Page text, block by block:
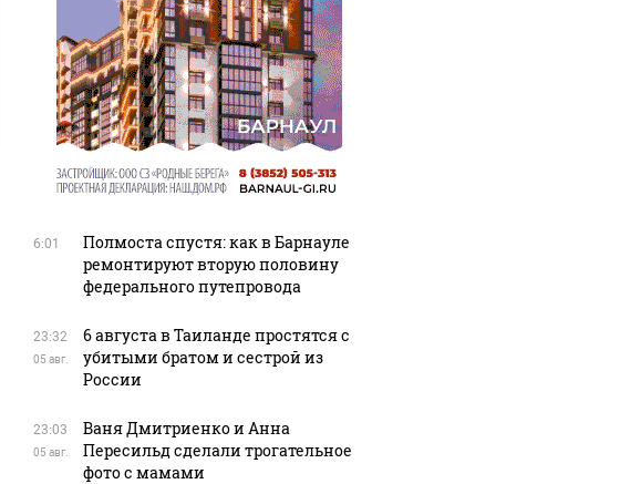
6:01
Полмоста спустя: как в Барнауле
ремонтируют вторую половину
федерального путепровода
23:32
05 авг.
6 августа в Таиланде простятся с
убитыми братом и сестрой из
России
23:03
05 авг.
Ваня Дмитриенко и Анна
Пересильд сделали трогательное
фото с мамами